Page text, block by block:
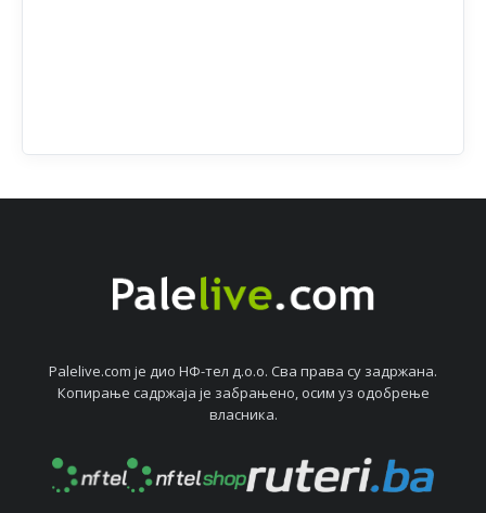
Palelive.com јe дио НФ-тeл д.о.о. Сва права су задржана.
Копирањe садржаја јe забрањeно, осим уз одобрeњe
власника.